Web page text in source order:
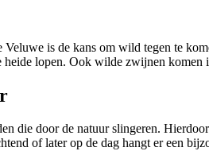
is de kans om wild tegen te
heide lopen. Ook wilde zwijnen
die door de natuur slingeren.
of later op de dag hangt er een